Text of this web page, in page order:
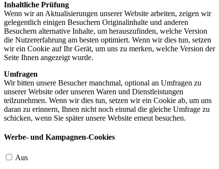
Inhaltliche Prüfung
Wenn wir an Aktualisierungen unserer Website arbeiten, zeigen wir
gelegentlich einigen Besuchern Originalinhalte und anderen
Besuchern alternative Inhalte, um herauszufinden, welche Version
die Nutzererfahrung am besten optimiert. Wenn wir dies tun, setzen
wir ein Cookie auf Ihr Gerät, um uns zu merken, welche Version der
Seite Ihnen angezeigt wurde.
Umfragen
Wir bitten unsere Besucher manchmal, optional an Umfragen zu
unserer Website oder unseren Waren und Dienstleistungen
teilzunehmen. Wenn wir dies tun, setzen wir ein Cookie ab, um uns
daran zu erinnern, Ihnen nicht noch einmal die gleiche Umfrage zu
schicken, wenn Sie später unsere Website erneut besuchen.
Werbe- und Kampagnen-Cookies
Aus